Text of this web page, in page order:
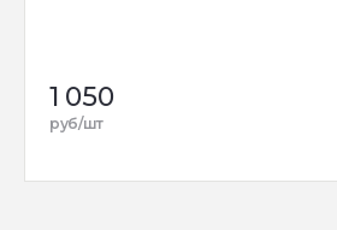
1 050
руб/шт